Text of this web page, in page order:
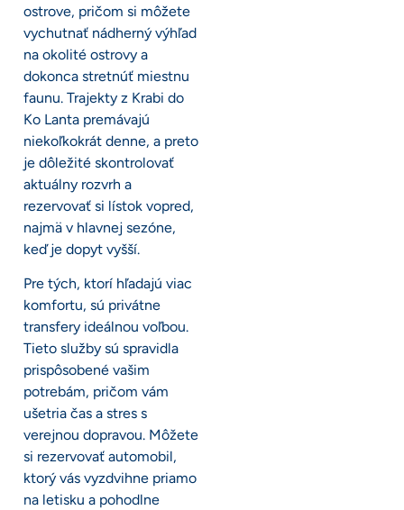
ostrove, pričom si môžete
vychutnať nádherný výhľad
na okolité ostrovy a
dokonca stretnúť miestnu
faunu. Trajekty z Krabi do
Ko Lanta premávajú
niekoľkokrát denne, a preto
je dôležité skontrolovať
aktuálny rozvrh a
rezervovať si lístok vopred,
najmä v hlavnej sezóne,
keď je dopyt vyšší.
Pre tých, ktorí hľadajú viac
komfortu, sú privátne
transfery ideálnou voľbou.
Tieto služby sú spravidla
prispôsobené vašim
potrebám, pričom vám
ušetria čas a stres s
verejnou dopravou. Môžete
si rezervovať automobil,
ktorý vás vyzdvihne priamo
na letisku a pohodlne